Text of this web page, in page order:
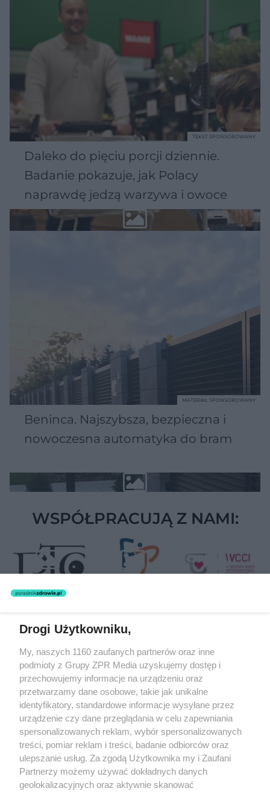
Daleko do pięciu porcji dziennie.
Badanie pokazuje, jak Polacy
naprawdę jedzą warzywa i owoce
TEKST SPONSOROWANY
Beninca. Najszybsza, bezpieczna i
nowoczesna automatyka do bram
MATERIAŁ SPONSOROWANY
WSPÓŁPRACUJĄ Z NAMI:
Żaden utwór zamieszczony w serwisie nie może być powielany i
rozpowszechniany lub dalej rozpowszechniany w jakikolwiek sposób
(w tym także elektroniczny lub mechaniczny) na jakimkolwiek polu
eksploatacji w jakiejkolwiek formie, włącznie z umieszczaniem w
Internecie bez pisemnej zgody właściciela praw. Jakiekolwiek użycie
lub wykorzystanie utworów w całości lub w części z naruszeniem
prawa, tzn. bez właściwej zgody, jest zabronione pod groźbą kary i
może być ścigane prawnie.
Drogi Użytkowniku,
My, naszych 1160 zaufanych partnerów oraz inne
podmioty z Grupy ZPR Media uzyskujemy dostęp i
przechowujemy informacje na urządzeniu oraz
przetwarzamy dane osobowe, takie jak unikalne
identyfikatory, standardowe informacje wysyłane przez
urządzenie czy dane przeglądania w celu zapewniania
spersonalizowanych reklam, wybór spersonalizowanych
treści, pomiar reklam i treści, badanie odbiorców oraz
ulepszanie usług. Za zgodą Użytkownika my i Zaufani
Partnerzy możemy używać dokładnych danych
geolokalizacyjnych oraz aktywnie skanować